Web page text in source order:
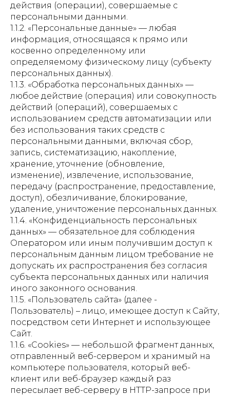
действия (операции), совершаемые с
персональными данными.
1.1.2. «Персональные данные» — любая
информация, относящаяся к прямо или
косвенно определенному или
определяемому физическому лицу (субъекту
персональных данных).
1.1.3. «Обработка персональных данных» —
любое действие (операция) или совокупность
действий (операций), совершаемых с
использованием средств автоматизации или
без использования таких средств с
персональными данными, включая сбор,
запись, систематизацию, накопление,
хранение, уточнение (обновление,
изменение), извлечение, использование,
передачу (распространение, предоставление,
доступ), обезличивание, блокирование,
удаление, уничтожение персональных данных.
1.1.4. «Конфиденциальность персональных
данных» — обязательное для соблюдения
Оператором или иным получившим доступ к
персональным данным лицом требование не
допускать их распространения без согласия
субъекта персональных данных или наличия
иного законного основания.
1.1.5. «Пользователь сайта» (далее -
Пользователь) – лицо, имеющее доступ к Сайту,
посредством сети Интернет и использующее
Сайт.
1.1.6. «Cookies» — небольшой фрагмент данных,
отправленный веб-сервером и хранимый на
компьютере пользователя, который веб-
клиент или веб-браузер каждый раз
пересылает веб-серверу в HTTP-запросе при